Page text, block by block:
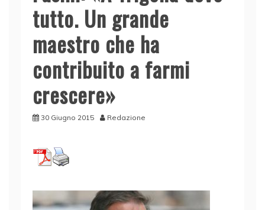
tutto. Un grande
maestro che ha
contribuito a farmi
crescere»
30 Giugno 2015 Redazione